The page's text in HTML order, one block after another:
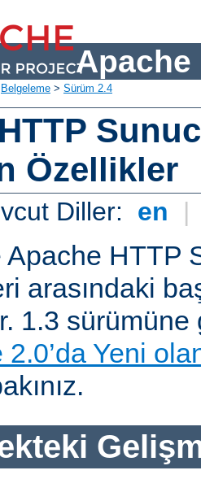
Apache
Belgeleme > Sürüm 2.4
Özellikler
Diller: en |
Apache HTTP
arasındaki
1.3
2.0’da Yeni